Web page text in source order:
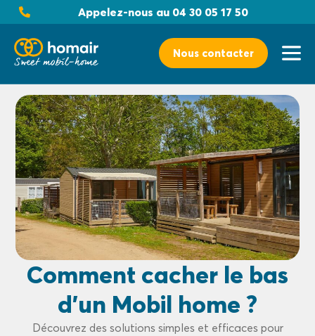
Appelez-nous au 04 30 05 17 50
Nous contacter
Comment cacher le bas
d’un Mobil home ?
Découvrez des solutions simples et efficaces pour